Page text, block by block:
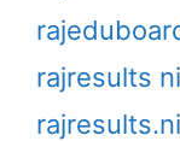
rajresults